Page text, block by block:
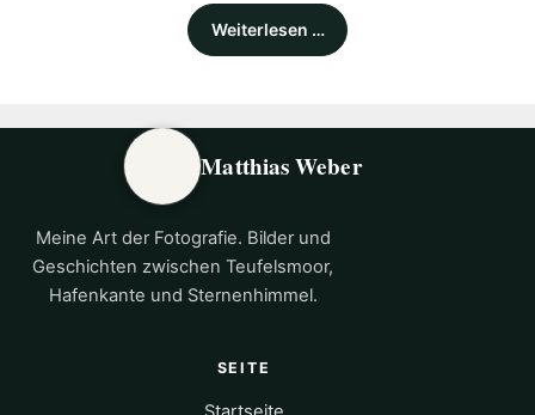
Weiterlesen …
Matthias Weber
Meine Art der Fotografie. Bilder und
Geschichten zwischen Teufelsmoor,
Hafenkante und Sternenhimmel.
SEITE